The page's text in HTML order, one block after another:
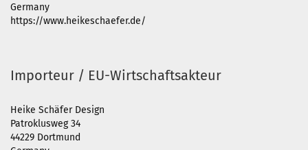
Germany
https://www.heikeschaefer.de/
Importeur / EU-Wirtschaftsakteur
Heike Schäfer Design
Patroklusweg 34
44229 Dortmund